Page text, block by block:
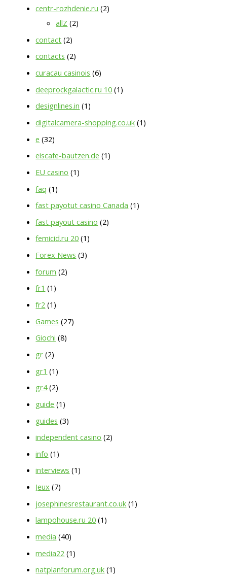
centr-rozhdenie.ru (2)
allZ (2)
contact (2)
contacts (2)
curacau casinois (6)
deeprockgalactic.ru 10 (1)
designlines.in (1)
digitalcamera-shopping.co.uk (1)
e (32)
eiscafe-bautzen.de (1)
EU casino (1)
faq (1)
fast payotut casino Canada (1)
fast payout casino (2)
femicid.ru 20 (1)
Forex News (3)
forum (2)
fr1 (1)
fr2 (1)
Games (27)
Giochi (8)
gr (2)
gr1 (1)
gr4(2)
guide (1)
guides (3)
independent casino (2)
info (1)
interviews (1)
Jeux (7)
josephinesrestaurant.co.uk (1)
lampohouse.ru 20 (1)
media (40)
media22 (1)
natplanforum.org.uk (1)